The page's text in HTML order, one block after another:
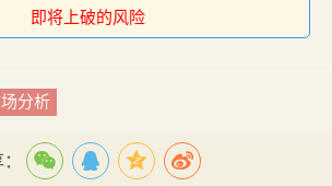
即将上破的风险
分析